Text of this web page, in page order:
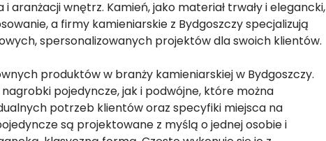
aranżacji wnętrz. Kamień, jako materiał trwały i elegancki,
a firmy kamieniarskie z Bydgoszczy specjalizują
spersonalizowanych projektów dla swoich klientów.
produktów w branży kamieniarskiej w Bydgoszczy.
pojedyncze, jak i podwójne, które można
potrzeb klientów oraz specyfiki miejsca na
są projektowane z myślą o jednej osobie i